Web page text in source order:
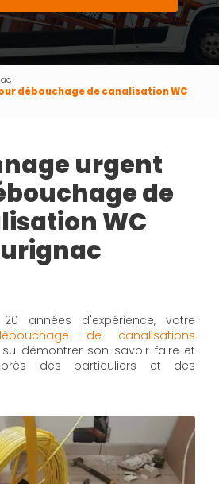
débouchage de canalisation WC
urgent
de
WC
années d'expérience, votre
de canalisations
démontrer son savoir-faire et
des particuliers et des